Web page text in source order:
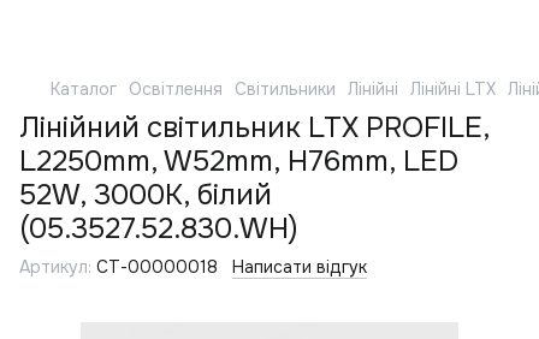
Каталог Освітлення Світильники Лінійні Лінійні LTX
Лінійний світильник LTX PROFILE,
L2250mm, W52mm, H76mm, LED
52W, 3000К, білий
(05.3527.52.830.WH)
Артикул: СТ-00000018 Написати відгук